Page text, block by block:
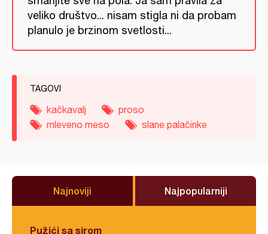
veliko društvo... nisam stigla ni da probam
planulo je brzinom svetlosti...
TAGOVI
kačkavalj
proso
mleveno meso
slane palačinke
Najnoviji Najpopularniji
Pužići sa sirom